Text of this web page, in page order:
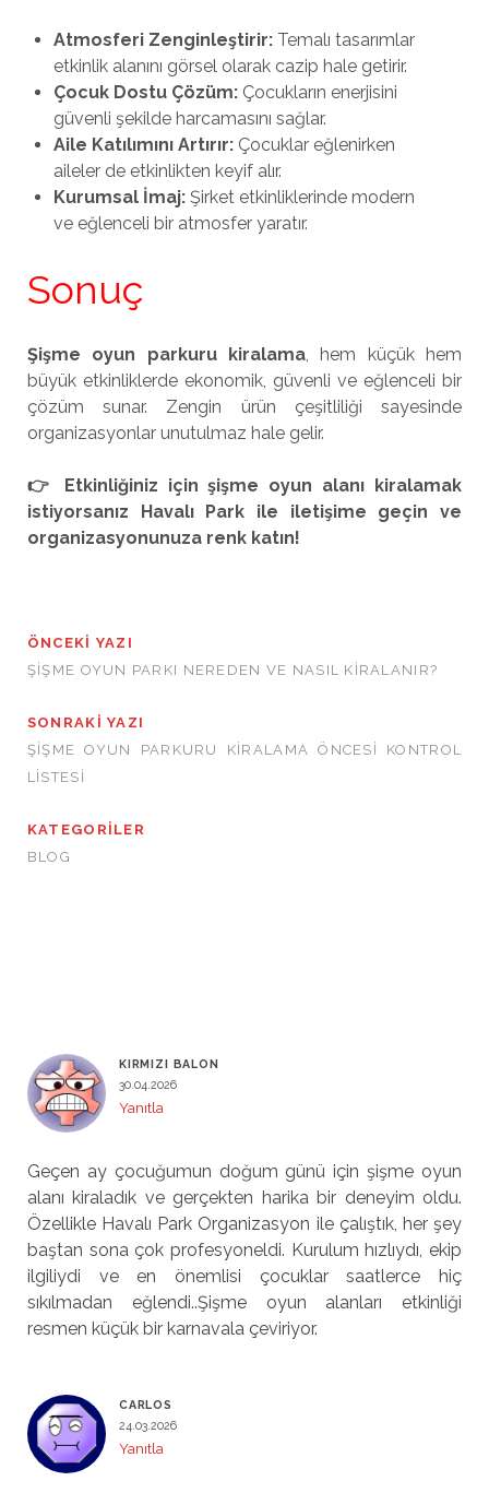
Atmosferi Zenginleştirir:Temalı tasarımlar
etkinlik alanını görsel olarak cazip hale getirir.
Çocuk Dostu Çözüm:Çocukların enerjisini
güvenli şekilde harcamasını sağlar.
Aile Katılımını Artırır:Çocuklar eğlenirken
aileler de etkinlikten keyif alır.
Kurumsal İmaj:Şirket etkinliklerinde modern
ve eğlenceli bir atmosfer yaratır.
Sonuç
Şişme oyun parkuru kiralama, hem küçük hem
büyük etkinliklerde ekonomik, güvenli ve eğlenceli bir
çözüm sunar. Zengin ürün çeşitliliği sayesinde
organizasyonlar unutulmaz hale gelir.
👉 Etkinliğiniz için şişme oyun alanı kiralamak
istiyorsanız Havalı Park ile iletişime geçin ve
organizasyonunuza renk katın!
ÖNCEKI YAZI
ŞIŞME OYUN PARKI NEREDEN VE NASIL KIRALANIR?
SONRAKI YAZI
ŞIŞME OYUN PARKURU KIRALAMA ÖNCESI KONTROL
LISTESI
KATEGORILER
BLOG
KIRMIZI BALON
30.04.2026
Yanıtla
Geçen ay çocuğumun doğum günü için şişme oyun
alanı kiraladık ve gerçekten harika bir deneyim oldu.
Özellikle Havalı Park Organizasyon ile çalıştık, her şey
baştan sona çok profesyoneldi. Kurulum hızlıydı, ekip
ilgiliydi ve en önemlisi çocuklar saatlerce hiç
sıkılmadan eğlendi..Şişme oyun alanları etkinliği
resmen küçük bir karnavala çeviriyor.
CARLOS
24.03.2026
Yanıtla